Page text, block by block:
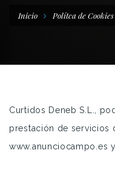
Inicio Polítca de Cookies
Curtidos Deneb S.L.,
prestación de servicios
www.anunciocampo.es